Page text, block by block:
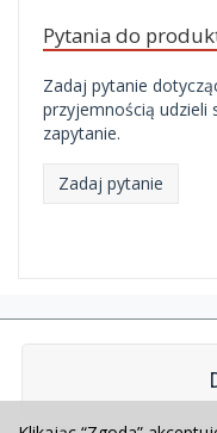
Pytania do
Zadaj pytanie
przyjemnością udzieli
zapytanie.
Zadaj pytanie